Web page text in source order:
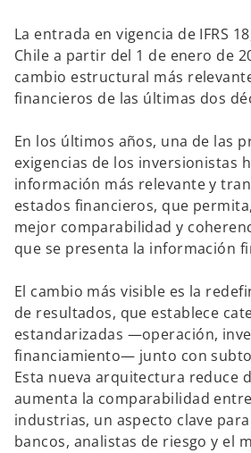
La entrada en vigencia de IFRS
Chile a partir del 1 de enero de
cambio estructural más
financieros de las últimas dos
En los últimos años, una de las
exigencias de los inversionistas
información más relevante y
estados financieros, que
mejor comparabilidad y
que se presenta la información
El cambio más visible es la
de resultados, que establece
estandarizadas —operación,
financiamiento— junto con
Esta nueva arquitectura reduce
aumenta la comparabilidad
industrias, un aspecto clave
bancos, analistas de riesgo y el